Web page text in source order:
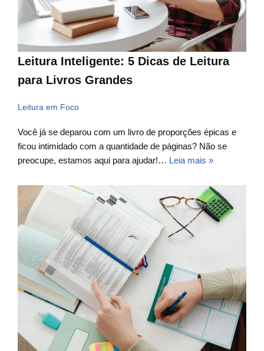
Leitura Inteligente: 5 Dicas de Leitura
para Livros Grandes
Leitura em Foco
Você já se deparou com um livro de proporções épicas e
ficou intimidado com a quantidade de páginas? Não se
preocupe, estamos aqui para ajudar!… Leia mais »